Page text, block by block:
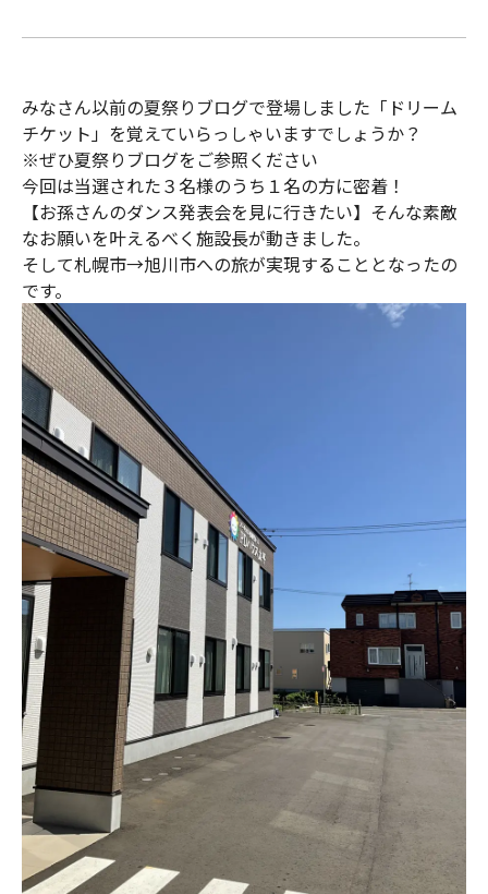
みなさん以前の夏祭りブログで登場しました「ドリーム
チケット」を覚えていらっしゃいますでしょうか？
※ぜひ夏祭りブログをご参照ください
今回は当選された３名様のうち１名の方に密着！
【お孫さんのダンス発表会を見に行きたい】そんな素敵
なお願いを叶えるべく施設長が動きました。
そして札幌市→旭川市への旅が実現することとなったの
です。